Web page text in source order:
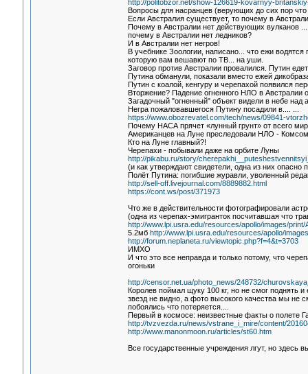
http://politobzor.net/show-126619-kovarnyy-
Вопросы для насранцев (верующих до сих пор
Если Австралия существует, то почему в
Почему в Австралии нет действующих вулканов ...
почему в Австралии нет ледников?
И в Австралии нет негров!
В учебнике Зоологии, написано... что ежи
которую вам вешавют по ТВ... на уши.
Заговор против Австралии провалился. Путин
Путина обманули, показали вместо ежей
Путин с коалой, кенгуру и черепахой появился
Вторжение? Падение огненного НЛО в Австралии
Загадочный "огненный" объект видели в небе
Негра пожаловавшегося Путину посадили в.... ...
https://www.obozrevatel.com/tech/news/09841-
Почему НАСА прячет «лунный грунт» от всего
Американцев на Луне преследовали НЛО -
Кто на Луне главный?!
Черепахи - побывали даже на орбите Луны
http://pikabu.ru/story/
(и как утверждают свидетели, одна из них опасно
Полёт Путина: погибшие журавли, уволенный
http://sell-off.livejournal.com/8889882.html
https://cont.ws/post/371973
Что же в действительности фотографировали
(одна из черепах-эмигранток посчитавшая что
http://www.lpi.usra.edu/resources/apollo/images/print/
5.2мб http://www.lpi.usra.edu/resources/apollo/
http://forum.neplaneta.ru/viewtopic.php?f=4&t=3703
ИМХО
И что это все неправда и только потому, что
огоньки
http://censor.net.ua/photo_news/248732/
Королев поймал щуку 100 кг, но не смог поднять
звезд не видно, а фото высокого качества мы не
побоялись что потеряется....
Первый в космосе: неизвестные факты о полете
http://tvzvezda.ru/news/vstrane_i_mire/content/
http://www.manonmoon.ru/articles/st60.htm
Все государственные учреждения лгут, но здесь